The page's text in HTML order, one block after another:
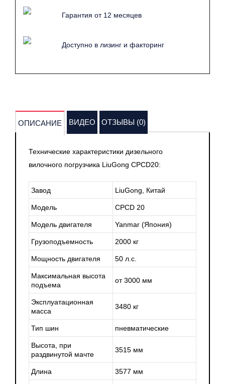
Гарантия от 12 месяцев
Доступно в лизинг и факторинг
ОПИСАНИЕ ВИДЕО ОТЗЫВЫ (0)
Технические характеристики дизельного
вилочного погрузчика LiuGong CPCD20:
Завод LiuGong, Китай
Модель CPCD 20
Модель двигателя Yanmar (Япония)
Грузоподъемность 2000 кг
Мощность двигателя 50 л.с.
Максимальная высота
подъема
от 3000 мм
Эксплуатационная
масса
3480 кг
Тип шин пневматические
Высота, при
раздвинутой мачте
3515 мм
Длина 3577 мм